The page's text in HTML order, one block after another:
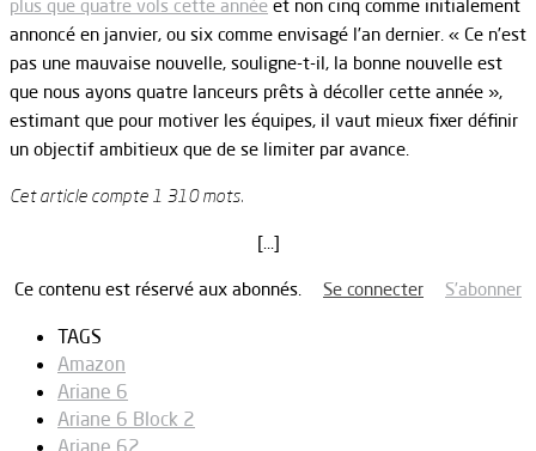
plus que quatre vols cette année et non cinq comme initialement
annoncé en janvier, ou six comme envisagé l’an dernier. « Ce n’est
pas une mauvaise nouvelle, souligne-t-il, la bonne nouvelle est
que nous ayons quatre lanceurs prêts à décoller cette année »,
estimant que pour motiver les équipes, il vaut mieux fixer définir
un objectif ambitieux que de se limiter par avance.
Cet article compte 1 310 mots.
[…]
Ce contenu est réservé aux abonnés. Se connecter S’abonner
TAGS
Amazon
Ariane 6
Ariane 6 Block 2
Ariane 62